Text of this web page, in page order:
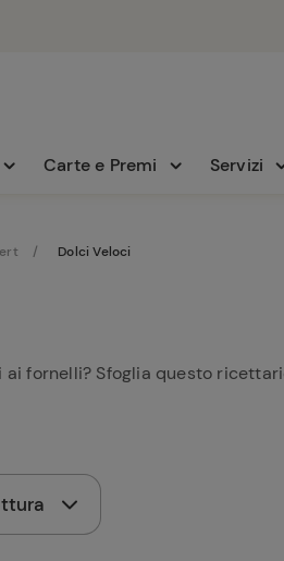
Carte e Premi Servizi
Dolci Veloci
fornelli? Sfoglia questo